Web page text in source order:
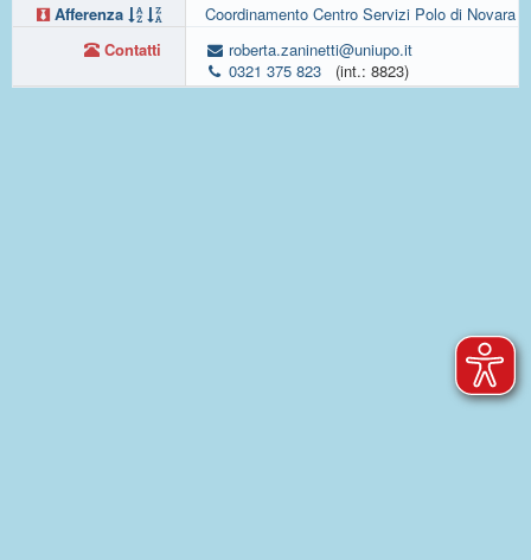
Afferenza
Contatti
Coordinamento Centro Servizi Polo di Novara
roberta.zaninetti@uniupo.it
0321 375 823
(int.: 8823)